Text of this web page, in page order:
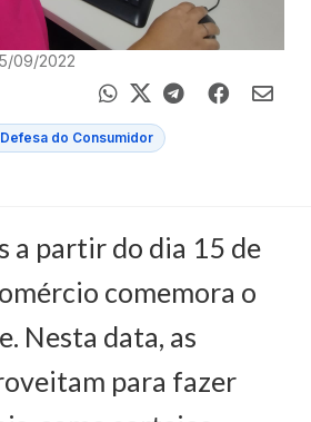
09/2022
do Consumidor
a partir do dia 15 de
comemora o
Nesta data, as
para fazer